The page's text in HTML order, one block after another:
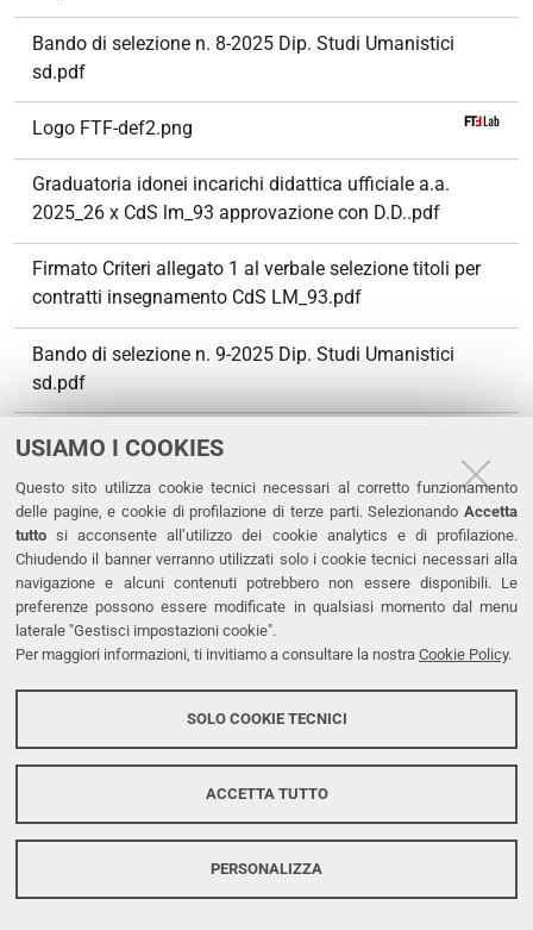
USIAMO I COOKIES
Questo sito utilizza cookie tecnici necessari al corretto funzionamento
delle pagine, e cookie di profilazione di terze parti. Selezionando Accetta
tutto si acconsente all’utilizzo dei cookie analytics e di profilazione.
Chiudendo il banner verranno utilizzati solo i cookie tecnici necessari alla
navigazione e alcuni contenuti potrebbero non essere disponibili. Le
preferenze possono essere modificate in qualsiasi momento dal menu
laterale "Gestisci impostazioni cookie".
Per maggiori informazioni, ti invitiamo a consultare la nostra Cookie Policy.
SOLO COOKIE TECNICI
ACCETTA TUTTO
PERSONALIZZA
Bando di selezione n. 8-2025 Dip. Studi Umanistici
sd.pdf
Logo FTF-def2.png
Graduatoria idonei incarichi didattica ufficiale a.a.
2025_26 x CdS lm_93 approvazione con D.D..pdf
Firmato Criteri allegato 1 al verbale selezione titoli per
contratti insegnamento CdS LM_93.pdf
Bando di selezione n. 9-2025 Dip. Studi Umanistici
sd.pdf
Bando di selezione n. 10-2025 del Dip. di Studi
Bando di selezione n. 11-2025 del Dip. di Studi
Umanistici sd.pdf
Bando di selezione n. 12-2025 del Dip. di Studi
Umanistici sd.pdf
Bando di selezione n. 13-2025 del Dip. di Studi